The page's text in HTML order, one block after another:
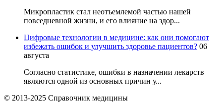
Микропластик стал неотъемлемой частью нашей
повседневной жизни, и его влияние на здор...
Цифровые технологии в медицине: как они помогают
избежать ошибок и улучшить здоровье пациентов? 06
августа
Согласно статистике, ошибки в назначении лекарств
являются одной из основных причин у...
© 2013-2025 Справочник медицины